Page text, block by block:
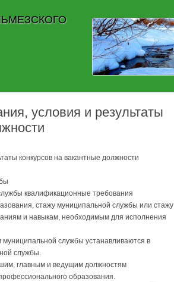
условия и результаты
конкурсов на вакантные должности
квалификационные требования
стажу муниципальной службы или стажу
и навыкам, необходимым для исполнения
службы устанавливаются в
службы.
главным и ведущим должностям
образования.